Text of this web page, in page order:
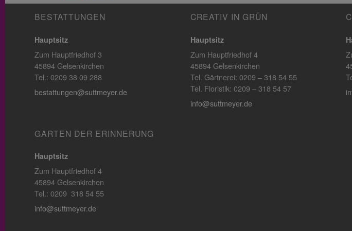
BESTATTUNGEN
Hauptsitz
Zum Hauptfriedhof 3
45894 Gelsenkirchen
Tel.: 0209 38 09 288
bestattungen@suttmeyer.de
GARTEN DER ERINNERUNG
Hauptsitz
Zum Hauptfriedhof 4
45894 Gelsenkirchen
Tel.: 0209 318 54 55
info@suttmeyer.de
CREATIV IN GRÜN
Hauptsitz
Zum Hauptfriedhof 4
45894 Gelsenkirchen
Tel. Gärtnerei: 0209 – 318 54 55
Tel. Floristik: 0209 – 318 54 57
info@suttmeyer.de